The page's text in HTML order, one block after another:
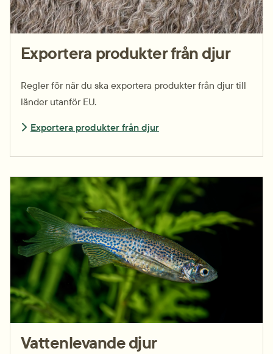
Exportera produkter från djur
Regler för när du ska exportera produkter från djur till
länder utanför EU.
Exportera produkter från djur
Vattenlevande djur